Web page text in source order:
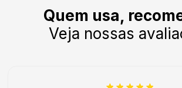
Quem usa,
Veja nossas